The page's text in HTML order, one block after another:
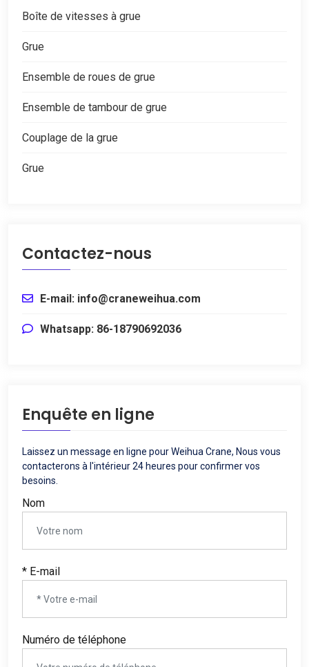
Boîte de vitesses à grue
Grue
Ensemble de roues de grue
Ensemble de tambour de grue
Couplage de la grue
Grue
Contactez-nous
E-mail: info@craneweihua.com
Whatsapp: 86-18790692036
Enquête en ligne
Laissez un message en ligne pour Weihua Crane, Nous vous
contacterons à l'intérieur 24 heures pour confirmer vos
besoins.
Nom
* E-mail
Numéro de téléphone